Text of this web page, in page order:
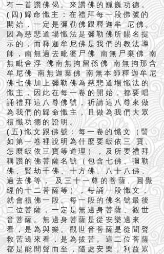
有一首讚佛偈。來讚佛的巍巍功德。
(四)歸命懺主：在禮拜每一段佛號的
開始，一定是彌勒佛跟釋迦牟 尼佛。
因為慈悲道場懺法是彌勒佛所賜名提
示的，而釋迦牟尼佛是我們的教法導
師，南無過去毗婆尸佛 南無尸棄佛 南
無毗舍浮 佛南無拘留孫佛 南無拘那含
牟尼佛 南無迦葉佛 南無本師釋迦牟尼
佛七佛加上彌勒佛為慈悲道場懺法的
懺主，因此在每一卷的開始，都要唱
誦禮拜這八尊佛號，祈請這八尊來做
為我們的歸命懺主，且做為我們大眾
禮懺功德的證明。
(五)懺文跟佛號：每一卷的懺文（譬
如第一卷裡說明為什麼要皈依三 寶、
怎麼皈依三寶等道理），及所要禮拜
稱讚的佛菩薩名號（包含七佛、彌勒
佛、賢劫千佛、十方佛、八十八佛、
過去佛等， 及三十一尊的菩薩、圓覺
經的十二菩薩等），每誦一段懺文，
就會禮佛一段。每一段的佛名號最後
二位菩薩，一定是無邊身菩薩、觀世
音菩薩。無邊身菩薩是從安樂邊來
看，是為與樂。觀世音菩薩是從聞聲
救苦邊來看，是為拔苦。這二位菩薩
都是能聞聲而至，隨處安樂，利益眾